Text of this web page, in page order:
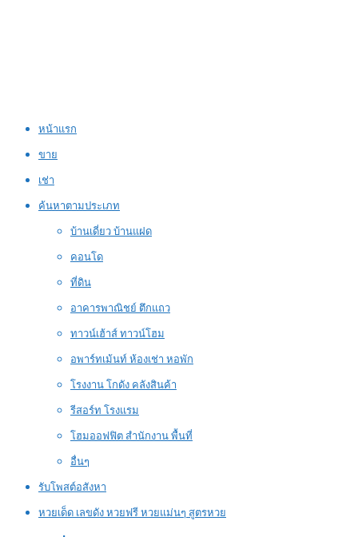
หน้าแรก
ขาย
เช่า
ค้นหาตามประเภท
บ้านเดี่ยว บ้านแฝด
คอนโด
ที่ดิน
อาคารพาณิชย์ ตึกแถว
ทาวน์เฮ้าส์ ทาวน์โฮม
อพาร์ทเม้นท์ ห้องเช่า หอพัก
โรงงาน โกดัง คลังสินค้า
รีสอร์ท โรงแรม
โฮมออฟฟิต สำนักงาน พื้นที่
อื่นๆ
รับโพสต์อสังหา
หวยเด็ด เลขดัง หวยฟรี หวยแม่นๆ สูตรหวย